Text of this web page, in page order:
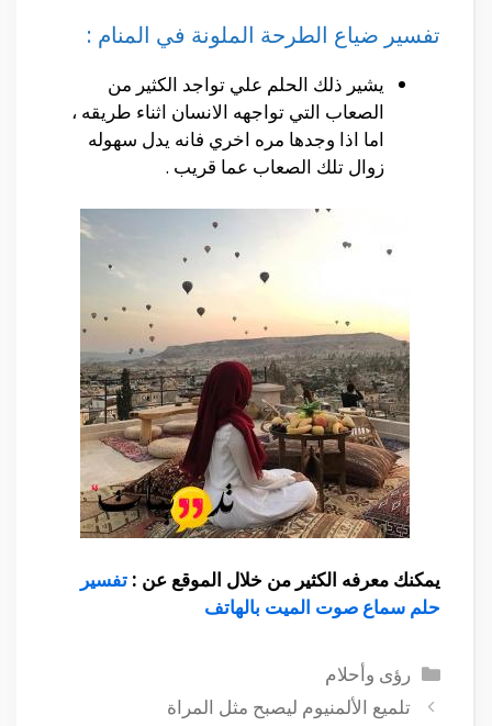
تفسير ضياع الطرحة الملونة في المنام :
يشير ذلك الحلم علي تواجد الكثير من
الصعاب التي تواجهه الانسان اثناء طريقه ،
اما اذا وجدها مره اخري فانه يدل سهوله
زوال تلك الصعاب عما قريب .
يمكنك معرفه الكثير من خلال الموقع عن : تفسير
حلم سماع صوت الميت بالهاتف
التصنيفات
رؤى وأحلام
تلميع الألمنيوم ليصبح مثل المراة